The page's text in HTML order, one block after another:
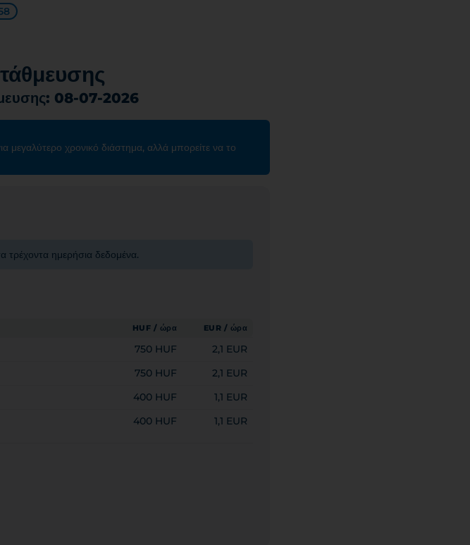
08-07-2026
μεγαλύτερο χρονικό διάστημα, αλλά μπορείτε να το
ημερήσια δεδομένα.
HUF / ώρα EUR / ώρα
750 HUF
2,1 EUR
750 HUF
2,1 EUR
400 HUF
1,1 EUR
400 HUF 1,1 EUR